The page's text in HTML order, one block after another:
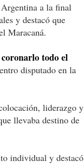
a la final
y destacó que
Maracaná.
todo el
disputado en la
liderazgo y
llevaba destino de
individual y destacó